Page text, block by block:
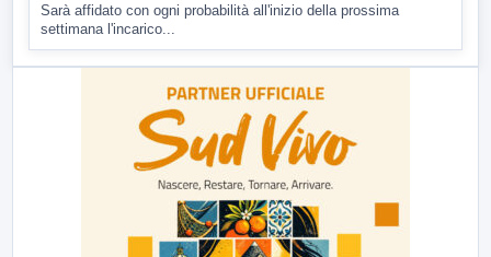
Sarà affidato con ogni probabilità all'inizio della prossima
settimana l'incarico...